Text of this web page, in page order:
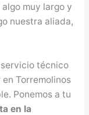
muy largo y
nuestra aliada,
técnico
Torremolinos
Ponemos a tu
en la